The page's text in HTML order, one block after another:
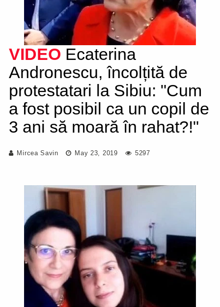
VIDEO Ecaterina
Andronescu, încolțită de
protestatari la Sibiu: "Cum
a fost posibil ca un copil de
3 ani să moară în rahat?!"
Mircea Savin May 23, 2019 5297